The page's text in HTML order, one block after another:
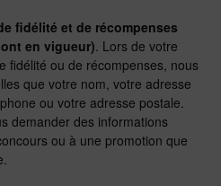
fidélité et de récompenses
en vigueur). Lors de votre
fidélité ou de récompenses, nous
que votre nom, votre adresse
ou votre adresse postale.
demander des informations
ou à une promotion que